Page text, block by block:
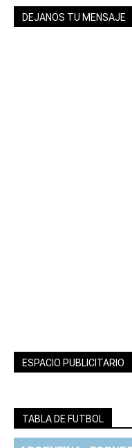
DEJANOS TU MENSAJE
ESPACIO PUBLICITARIO
TABLA DE FUTBOL